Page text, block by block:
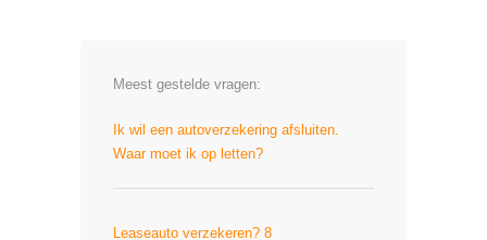
Meest gestelde vragen:
Ik wil een autoverzekering afsluiten.
Waar moet ik op letten?
Leaseauto verzekeren? 8